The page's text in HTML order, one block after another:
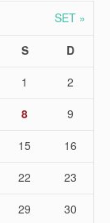
SET »
S
D
1
2
8
9
15
16
22
23
29
30